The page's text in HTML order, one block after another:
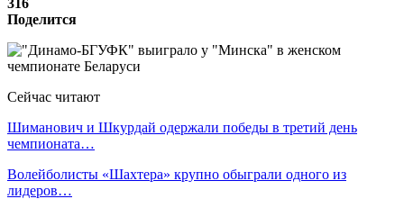
Поделится
Сейчас читают
Шиманович и Шкурдай одержали победы в третий день
чемпионата…
Волейболисты «Шахтера» крупно обыграли одного из
лидеров…